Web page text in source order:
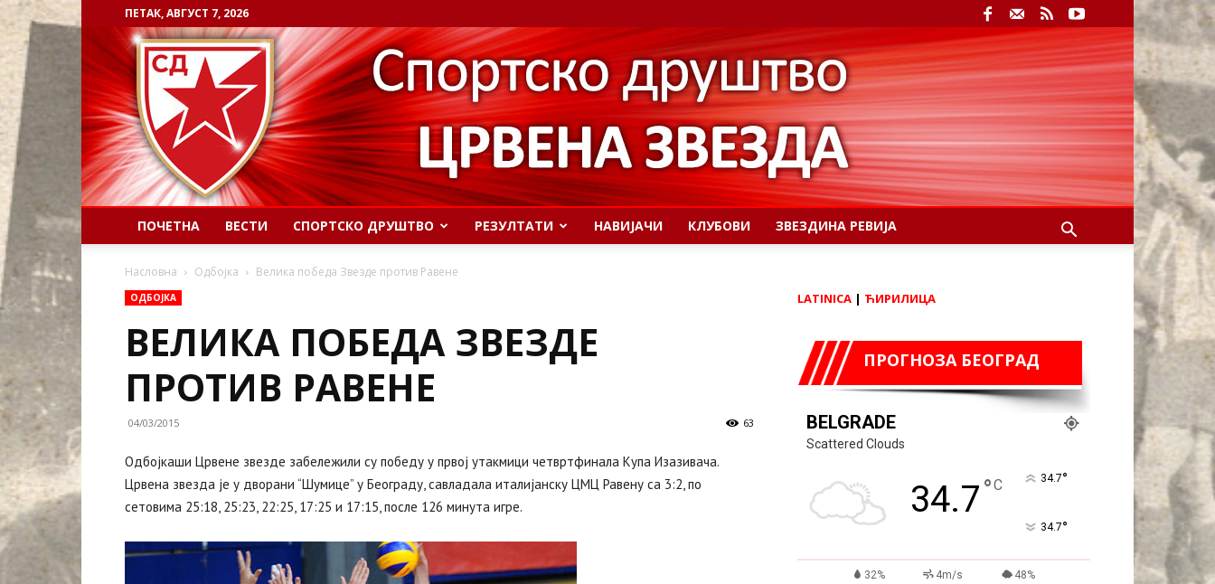
ПЕТАК, АВГУСТ 7, 2026
ПОЧЕТНА ВЕСТИ СПОРТСКО ДРУШТВО РЕЗУЛТАТИ НАВИЈАЧИ КЛУБОВИ ЗВЕЗДИНА РЕВИЈА
Насловна Одбојка Велика победа Звезде против Равене
ОДБОЈКА
ВЕЛИКА ПОБЕДА ЗВЕЗДЕ
ПРОТИВ РАВЕНЕ
04/03/2015 63
Одбојкаши Црвене звезде забележили су победу у првој утакмици четвртфинала Купа Изазивача.
Црвена звезда је у дворани “Шумице” у Београду, савладала италијанску ЦМЦ Равену са 3:2, по
сетовима 25:18, 25:23, 22:25, 17:25 и 17:15, после 126 минута игре.
LATINICA | ЋИРИЛИЦА
ПРОГНОЗА БЕОГРАД
BELGRADE
Scattered Clouds
34.7°C 34.7°
34.7°
32% 4m/s 48%